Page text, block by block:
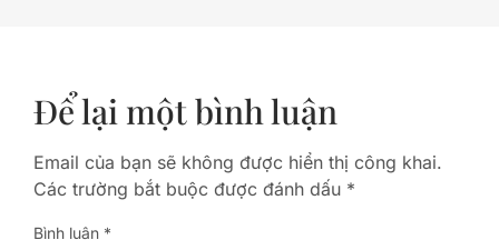
Để lại một bình luận
Email của bạn sẽ không được hiển thị công khai.
Các trường bắt buộc được đánh dấu *
Bình luận *